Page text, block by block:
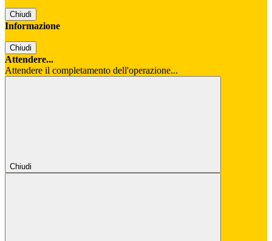
Chiudi
Informazione
Chiudi
Attendere...
Attendere il completamento dell'operazione...
Chiudi